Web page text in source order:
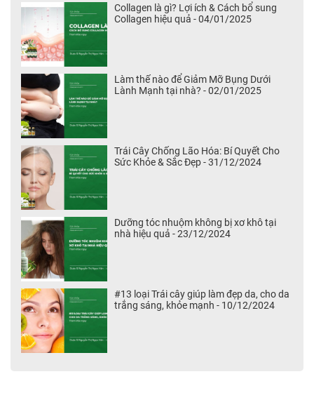
Collagen là gì? Lợi ích & Cách bổ sung
Collagen hiệu quả - 04/01/2025
Làm thế nào để Giảm Mỡ Bụng Dưới
Lành Mạnh tại nhà? - 02/01/2025
Trái Cây Chống Lão Hóa: Bí Quyết Cho
Sức Khỏe & Sắc Đẹp - 31/12/2024
Dưỡng tóc nhuộm không bị xơ khô tại
nhà hiệu quả - 23/12/2024
#13 loại Trái cây giúp làm đẹp da, cho da
trắng sáng, khỏe mạnh - 10/12/2024